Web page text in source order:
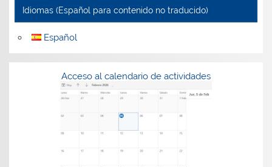
Idiomas (Español para contenido no traducido)
Español
Acceso al calendario de actividades